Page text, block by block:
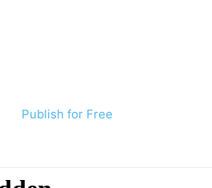
Publish for Free